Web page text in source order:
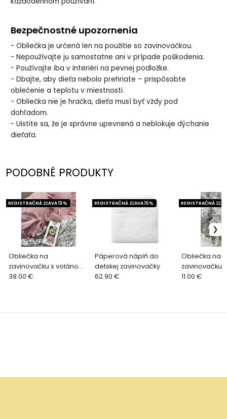
Bezpečnostné upozornenia
- Obliečka je určená len na použitie so zavinovačkou.
- Nepoužívajte ju samostatne ani v prípade poškodenia.
- Používajte iba v interiéri na pevnej podložke.
- Dbajte, aby dieťa nebolo prehriate – prispôsobte
oblečenie a teplotu v miestnosti.
- Obliečka nie je hračka, dieťa musí byť vždy pod
dohľadom.
- Uistite sa, že je správne upevnená a neblokuje dýchanie
dieťaťa.
PODOBNÉ PRODUKTY
Obliečka na
zavinovačku s volánom
72x72cm - MUŠELÍN
REGISTRAČNÁ ZĽAVA 15%
39.00 €
Páperová náplň do
detskej zavinovačky
REGISTRAČNÁ ZĽAVA 15%
62.90 €
Obliečka na
zavinovačku -
BAVLNA
REGISTRAČNÁ
11.00 €